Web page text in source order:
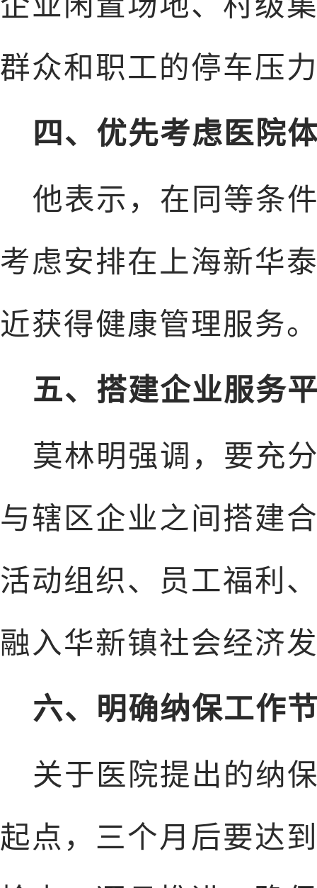
群众和职工的停车压
四、优先考虑医院
他表示，在同等条
考虑安排在上海新华
近获得健康管理服务
五、搭建企业服务
莫林明强调，要充
与辖区企业之间搭建
活动组织、员工福利
融入华新镇社会经济
六、明确纳保工作
关于医院提出的纳
起点，三个月后要达